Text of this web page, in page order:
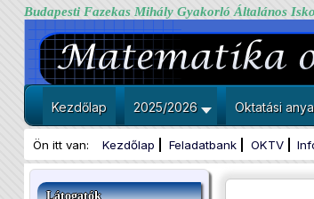
Budapesti Fazekas Mihály Gyakorló Általános
Kezdőlap 2025/2026 Oktatási
Ön itt van: Kezdőlap Feladatbank OKTV
Látogatók